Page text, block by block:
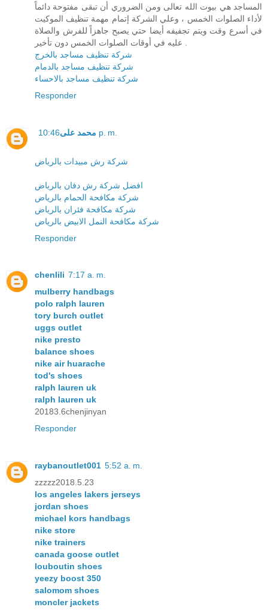
المساجد هي بيوت الله تعالى ومن الضروري أن تبقى مفتوحة دائماً
لأداء الصلوات الخمس ، وعلي الشركة إتمام مهمة تنظيف الموكيت
في أسرع وقت ويتم تجفيفه أيضا حتي يصبح جاهزاً للفرش والصلاة
شركة تنظيف مساجد بالخرج
شركة تنظيف مساجد بالدمام
شركة تنظيف مساجد بالاحساء
Responder
محمد على 10:46 p. m.
شركة رش مبيدات بالرياض
افضل شركة رش دفان بالرياض
شركة مكافحة الحمام بالرياض
شركة مكافحة فئران بالرياض
شركة مكافحة النمل الابيض بالرياض
Responder
chenlili 7:17 a. m.
mulberry handbags
polo ralph lauren
tory burch outlet
uggs outlet
nike presto
balance shoes
nike air huarache
tod's shoes
ralph lauren uk
ralph lauren uk
20183.6chenjinyan
Responder
raybanoutlet001 5:52 a. m.
zzzzz2018.5.23
los angeles lakers jerseys
jordan shoes
michael kors handbags
nike store
nike trainers
canada goose outlet
louboutin shoes
yeezy boost 350
salomom shoes
moncler jackets